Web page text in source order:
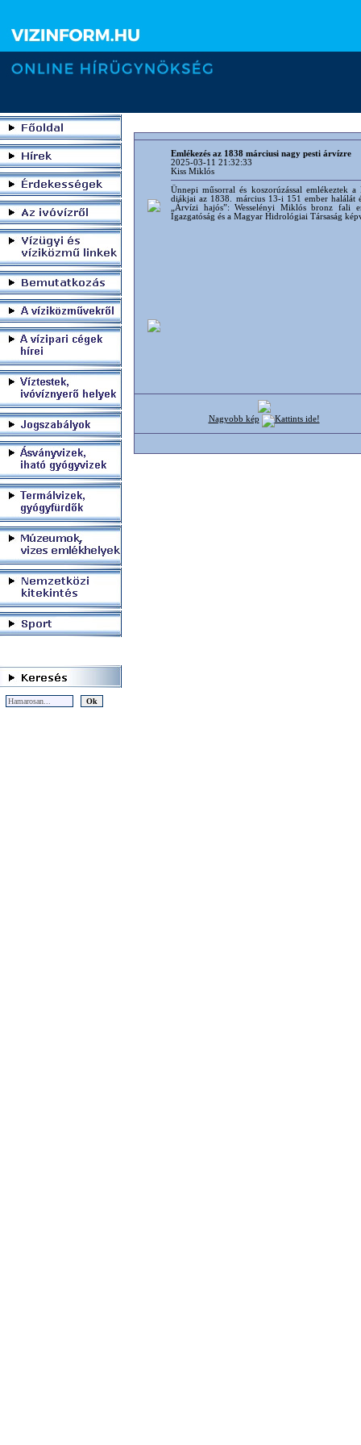
Emlékezés az 1838 márciusi nagy pesti árvízre
2025-03-11 21:32:33
Kiss Miklós
Ünnepi műsorral és koszorúzással emlékeztek
diákjai az 1838. március 13-i 151 ember halálát
„Árvízi hajós”: Wesselényi Miklós bronz fali
Igazgatóság és a Magyar Hidrológiai Társaság
Nagyobb kép